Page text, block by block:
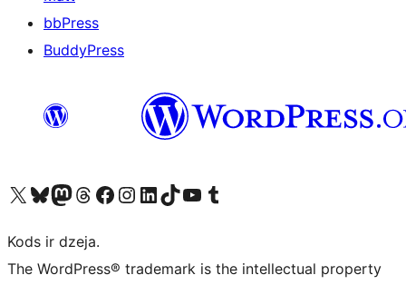
bbPress
BuddyPress
Apmeklējiet mūsu X (agrāk Twitter) kontu
Apmeklējiet mūsu Bluesky kontu
Apmeklējiet mūsu Mastodon kontu
Apmeklējiet mūsu Threads kontu
Apmeklējiet mūsu Facebook lapuApmeklējiet mūsu Instagram kontu
Apmeklējiet mūsu LinkedIn kontu
Apmeklējiet mūsu TikTok kontu
Apmeklējiet mūsu YouTube kanālu
Apmeklējiet mūsu Tumblr kontu
Kods ir dzeja.
The WordPress® trademark is the intellectual property